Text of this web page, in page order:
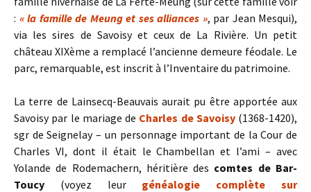
: « la famille de Meung et ses alliances », par Jean Mesqui),
via les sires de Savoisy et ceux de La Rivière. Un petit
château XIXème a remplacé l’ancienne demeure féodale. Le
parc, remarquable, est inscrit à l’Inventaire du patrimoine.
La terre de Lainsecq-Beauvais aurait pu être apportée aux
Savoisy par le mariage de Charles de Savoisy(1368-1420),
sgr de Seignelay – un personnage important de la Cour de
Charles VI, dont il était le Chambellan et l’ami – avec
Yolande de Rodemachern, héritière des comtes de Bar-
Toucy (voyez leur généalogie complète sur